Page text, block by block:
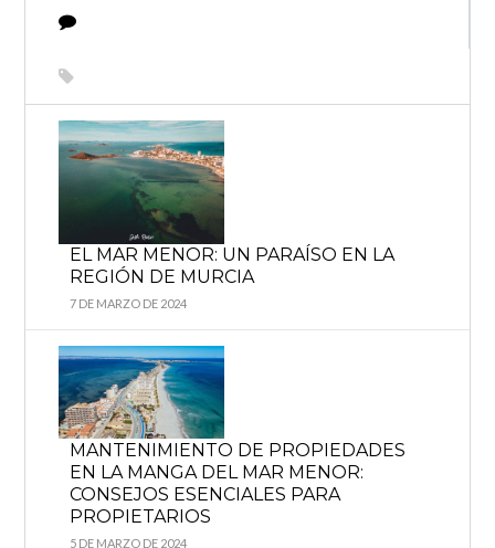
EL MAR MENOR: UN PARAÍSO EN LA
REGIÓN DE MURCIA
7 DE MARZO DE 2024
MANTENIMIENTO DE PROPIEDADES
EN LA MANGA DEL MAR MENOR:
CONSEJOS ESENCIALES PARA
PROPIETARIOS
5 DE MARZO DE 2024